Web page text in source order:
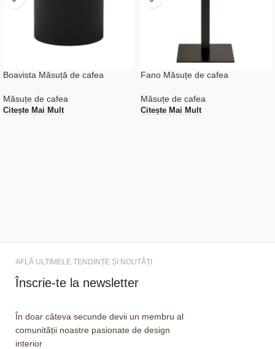
Boavista Măsuță de cafea
Măsuțe de cafea
Citește Mai Mult
Fano Măsuțe de cafea
Măsuțe de cafea
Citește Mai Mult
AFLĂ ULTIMELE TENDINȚE ȘI NOUTĂȚI
Înscrie-te la newsletter
În doar câteva secunde devii un membru al
comunității noastre pasionate de design
interior